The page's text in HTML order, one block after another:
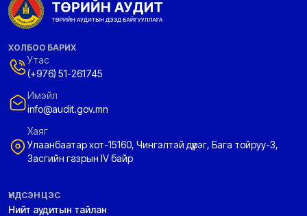
ХОЛБОО БАРИХ
Утас
(+976) 51-261745
Имэйл
info@audit.gov.mn
Хаяг
Улаанбаатар хот-15160, Чингэлтэй дүүрэг, Бага тойруу-3,
Засгийн газрын IV байр
ҮНДСЭН ЦЭС
Нийт аудитын тайлан